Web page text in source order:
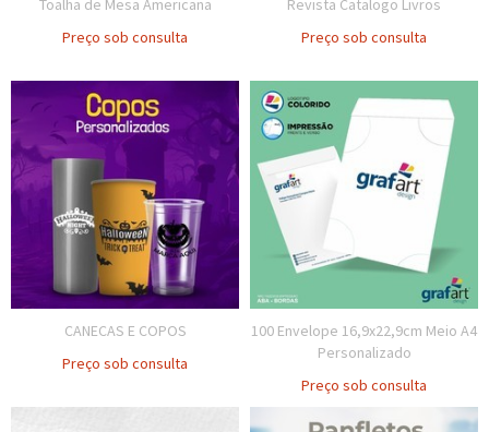
Toalha de Mesa Americana
Preço sob consulta
Revista Catalogo Livros
Preço sob consulta
CANECAS E COPOS
Preço sob consulta
100 Envelope 16,9x22,9cm Meio A4
Personalizado
Preço sob consulta